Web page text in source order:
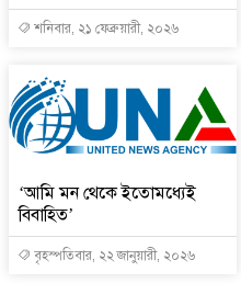
শনিবার, ২১ ফেব্রুয়ারী, ২০২৬
‘আমি মন থেকে ইতোমধ্যেই
বিবাহিত’
বৃহস্পতিবার, ২২ জানুয়ারী, ২০২৬